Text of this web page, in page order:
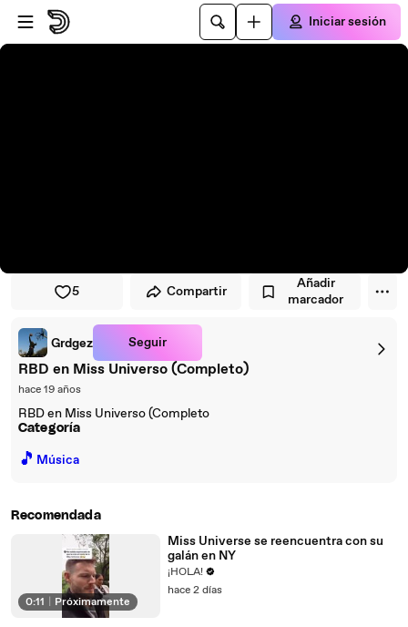
Saltar al reproductor
Saltar al contenido principal
Iniciar sesión
5 Compartir
Añadir
marcador
Grdgez Seguir
RBD en Miss Universo (Completo)
hace 19 años
RBD en Miss Universo (Completo
Categoría
🎵 Música
Recomendada
0:11 Próximamente
Miss Universe se reencuentra con su
galán en NY
¡HOLA!
hace 2 días